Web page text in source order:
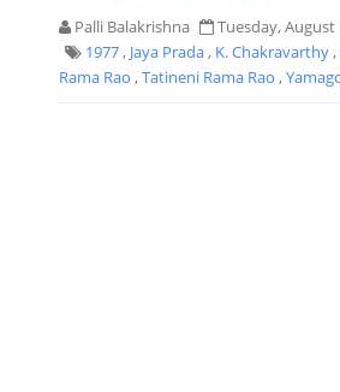
Palli Balakrishna
Tuesday, August
1977, Jaya Prada, K. Chakravarthy,
Rama Rao ,Tatineni Rama Rao ,